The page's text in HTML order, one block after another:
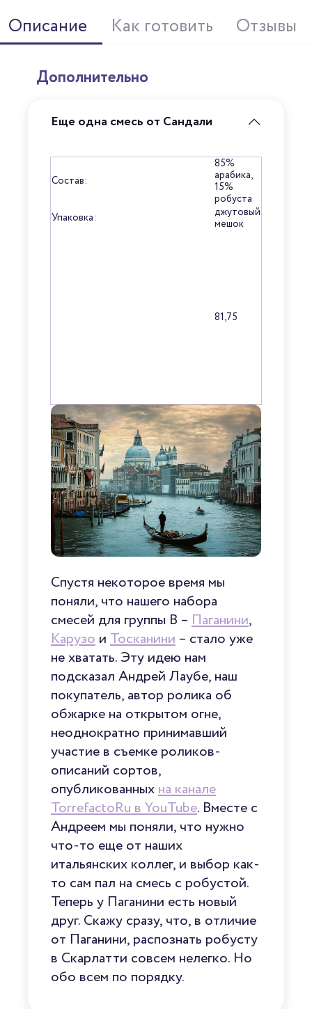
Описание Как готовить Отзывы
Дополнительно
Еще одна смесь от Сандали
Состав:
85%
арабика,
15%
робуста
Упаковка:
джутовый
мешок
81,75
Спустя некоторое время мы
поняли, что нашего набора
смесей для группы B – Паганини,
Карузо и Тосканини – стало уже
не хватать. Эту идею нам
подсказал Андрей Лаубе, наш
покупатель, автор ролика об
обжарке на открытом огне,
неоднократно принимавший
участие в съемке роликов-
описаний сортов,
опубликованных на канале
TorrefactoRu в YouTube. Вместе с
Андреем мы поняли, что нужно
что-то еще от наших
итальянских коллег, и выбор как-
то сам пал на смесь с робустой.
Теперь у Паганини есть новый
друг. Скажу сразу, что, в отличие
от Паганини, распознать робусту
в Скарлатти совсем нелегко. Но
обо всем по порядку.